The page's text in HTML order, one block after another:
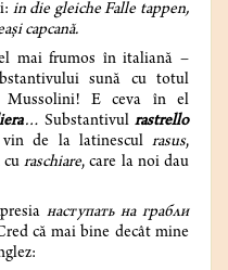
in die gleiche Falle tappen,
capcană.
mai frumos în italiană –
sună cu totul
E ceva în el
…Substantivul rastrello
de la latinesculrasus,
curaschiare, care la noi dau
наступать на грабли
că mai bine decât mine